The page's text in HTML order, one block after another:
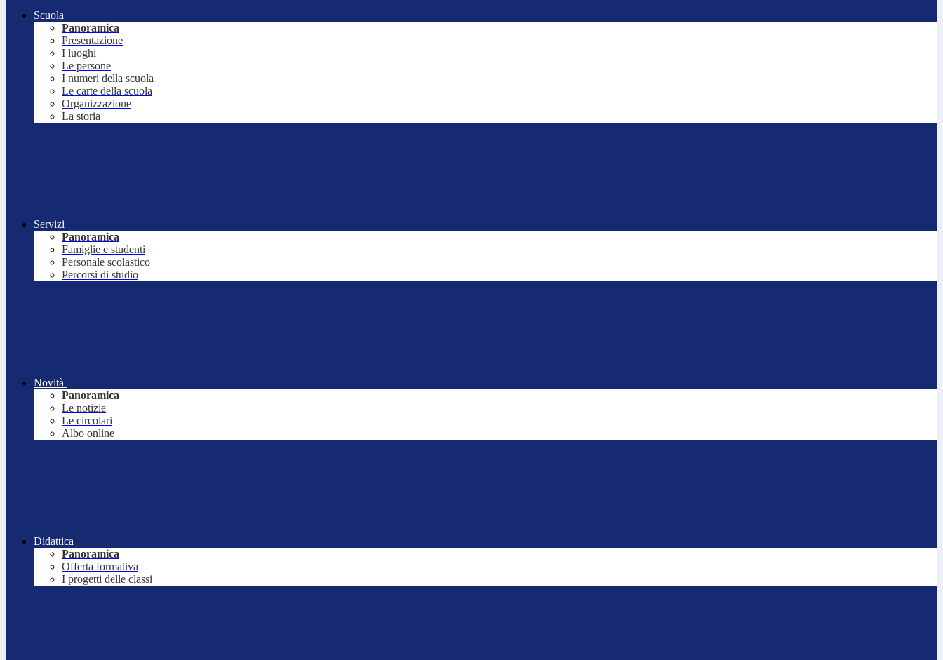
Scuola
Panoramica
Presentazione
I luoghi
Le persone
I numeri della scuola
Le carte della scuola
Organizzazione
La storia
Servizi
Panoramica
Famiglie e studenti
Personale scolastico
Percorsi di studio
Novità
Panoramica
Le notizie
Le circolari
Albo online
Didattica
Panoramica
Offerta formativa
I progetti delle classi